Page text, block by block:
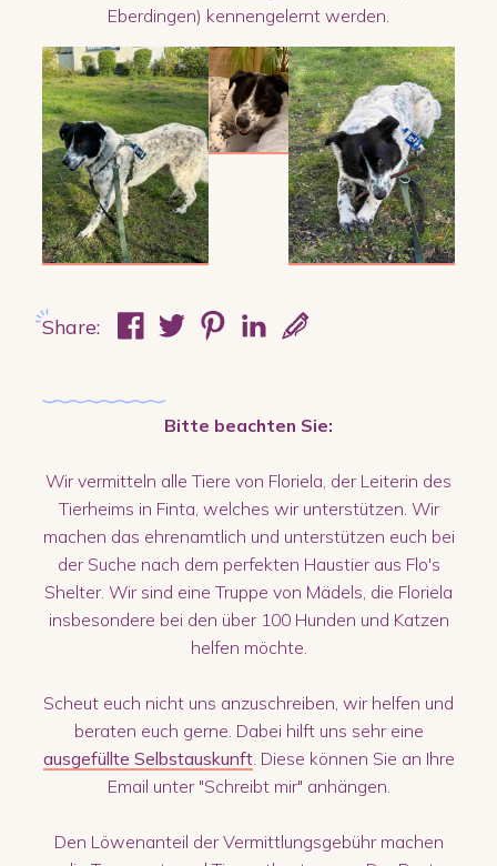
Eberdingen) kennengelernt werden.
Share:
Bitte beachten Sie:
Wir vermitteln alle Tiere von Floriela, der Leiterin des
Tierheims in Finta, welches wir unterstützen. Wir
machen das ehrenamtlich und unterstützen euch bei
der Suche nach dem perfekten Haustier aus Flo's
Shelter. Wir sind eine Truppe von Mädels, die Floriela
insbesondere bei den über 100 Hunden und Katzen
helfen möchte.
Scheut euch nicht uns anzuschreiben, wir helfen und
beraten euch gerne. Dabei hilft uns sehr eine
ausgefüllte Selbstauskunft. Diese können Sie an Ihre
Email unter "Schreibt mir" anhängen.
Den Löwenanteil der Vermittlungsgebühr machen